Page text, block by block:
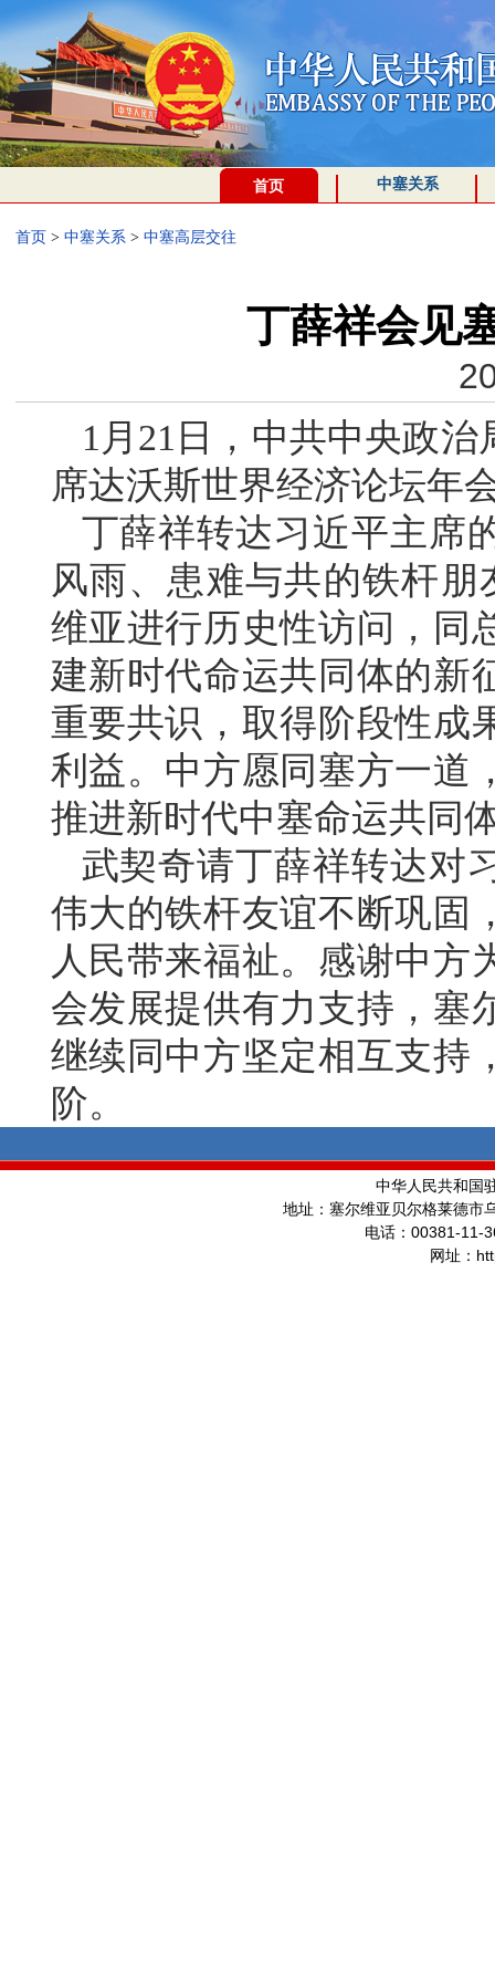
首页 中塞关系
首页 > 中塞关系> 中塞高层交往
丁薛祥会见
1月21日，中共中央政
席达沃斯世界经济论坛年
丁薛祥转达习近平主席
风雨、患难与共的铁杆
维亚进行历史性访问，同
建新时代命运共同体的新
重要共识，取得阶段性成
利益。中方愿同塞方一道
推进新时代中塞命运共同
武契奇请丁薛祥转达对
伟大的铁杆友谊不断巩固
人民带来福祉。感谢中方
会发展提供有力支持，塞
继续同中方坚定相互支持
阶。
中华人民共和国
地址：塞尔维亚贝尔格莱德市
电话： 00381-11-
网址：